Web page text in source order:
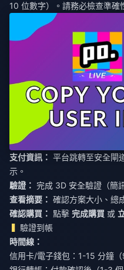
10 位數字）。請務必檢查準確
支付資訊： 平台跳轉至安全閘
示。
驗證： 完成 3D 安全驗證（簡
查看摘要： 確認方案大小、總
確認購買： 點擊 完成購買 或
驗證到帳
時間線：
信用卡/電子錢包：1-15 分鐘